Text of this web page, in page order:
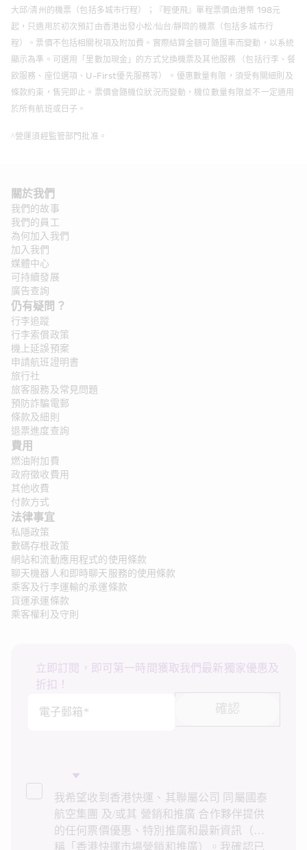
大邱/清州的機票（包括多城市行程）；『輕便飛』單程票價由港幣 198元
起，只適用於初次預訂由香港出發小松/仙台/靜岡的機票（包括多城市行
程）。票價不包括相關稅項及附加費。實際結算金額可隨匯率而變動，以系統
顯示為準。可選用「里數加現金」的方式兌換機票及其他服務 （包括行李、餐
飲服務、座位選項、U-First優先服務等） 。優惠數量有限，須受有關細則及
條款約束，售完即止。票價會隨機位狀況而變動，機位數量有限並不一定適用
於所有航班或日子。
^營運須經監管部門批准。
關於我們
我們的故事
我們的員工
為何加入我們
加入我們
媒體中心
可持續發展
廣告查詢
仍有疑問？
行李追蹤
行李索償政策
機上延誤預案
申請航班證明書
旅行社
旅客服務及常見問題
預防詐騙電郵
條款及細則
退票進度查詢
費用
燃油附加費
政府徵收費用
其他收費
付款方式
法律事宜
私隱政策
數碼存根政策
網站和流動應用程式的使用條款
聊天機器人和即時聊天服務的使用條款
乘客及行李運輸的承運條款
貨運承運條款
乘客權利及守則
立即訂閱，即可第一時間獲取我們最新獨家優惠及
折扣！
電子郵箱*
確認
我希望收到香港快運、其聯屬公司 同屬國泰
航空集團 及/或其 營銷和推廣 合作夥伴提供
的任何票價優惠、特別推廣和最新資訊（統
稱「香港快運市場營銷和推廣）。我確認已